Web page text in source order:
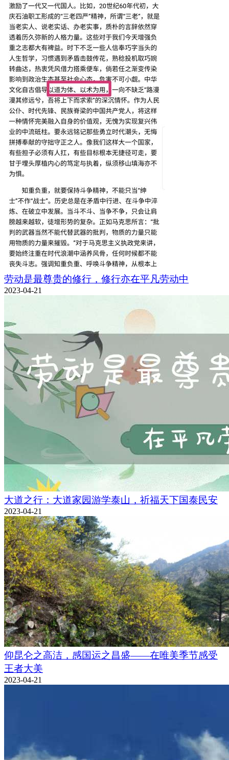
劳动是最尊贵的修行，修行亦在平凡劳动中
2023-04-21
大道之行：大道家园游学泰山，祈福天下国泰民安
2023-04-21
仰昆仑之高洁，感国运之昌盛——在唯美季节感受
王者大美
2023-04-21